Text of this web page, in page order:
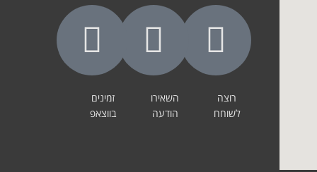
רוצה
לשוחח
השאירו
הודעה
זמינים
בווצאפ